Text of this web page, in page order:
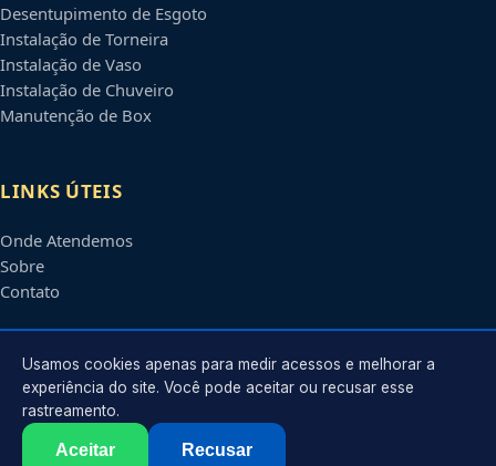
Desentupimento de Esgoto
Instalação de Torneira
Instalação de Vaso
Instalação de Chuveiro
Manutenção de Box
LINKS ÚTEIS
Onde Atendemos
Sobre
Contato
CONTATO
Atendimento em
contato@encanadoremmanaus.com.br
Usamos cookies apenas para medir acessos e melhorar a
experiência do site. Você pode aceitar ou recusar esse
rastreamento.
Aceitar Recusar